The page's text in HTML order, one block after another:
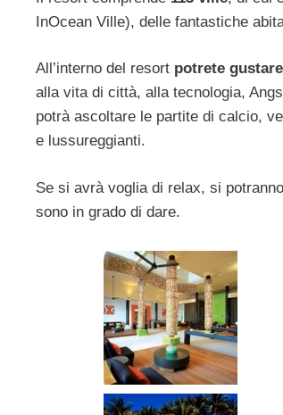
InOcean Ville), delle fantastiche
All’interno del resort potrete
alla vita di città, alla tecnologia,
potrà ascoltare le partite di calcio,
e lussureggianti.
Se si avrà voglia di relax, si
sono in grado di dare.